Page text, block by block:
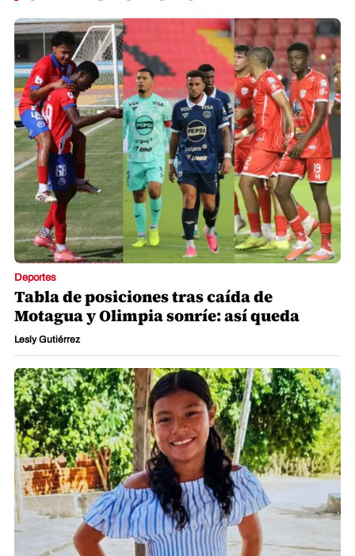
Deportes
Tabla de posiciones tras caída de
Motagua y Olimpia sonríe: así queda
Lesly Gutiérrez